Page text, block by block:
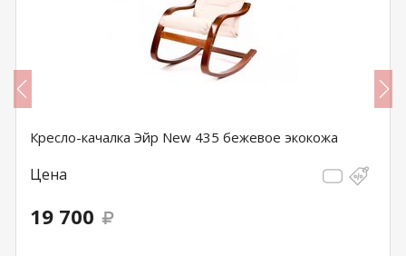
Кресло-качалка Эйр New 435 бежевое экокожа
Цена
19 700